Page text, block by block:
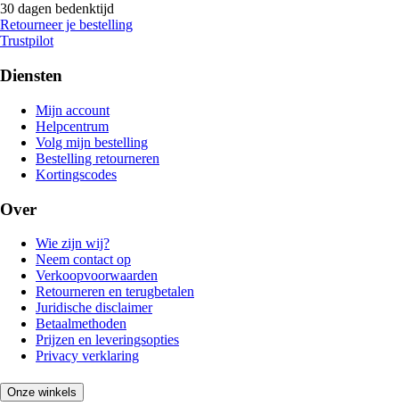
30 dagen bedenktijd
Retourneer je bestelling
Trustpilot
Diensten
Mijn account
Helpcentrum
Volg mijn bestelling
Bestelling retourneren
Kortingscodes
Over
Wie zijn wij?
Neem contact op
Verkoopvoorwaarden
Retourneren en terugbetalen
Juridische disclaimer
Betaalmethoden
Prijzen en leveringsopties
Privacy verklaring
Onze winkels